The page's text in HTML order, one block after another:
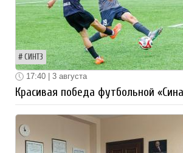
СИНТЗ
17:40 | 3 августа
Красивая победа футбольной